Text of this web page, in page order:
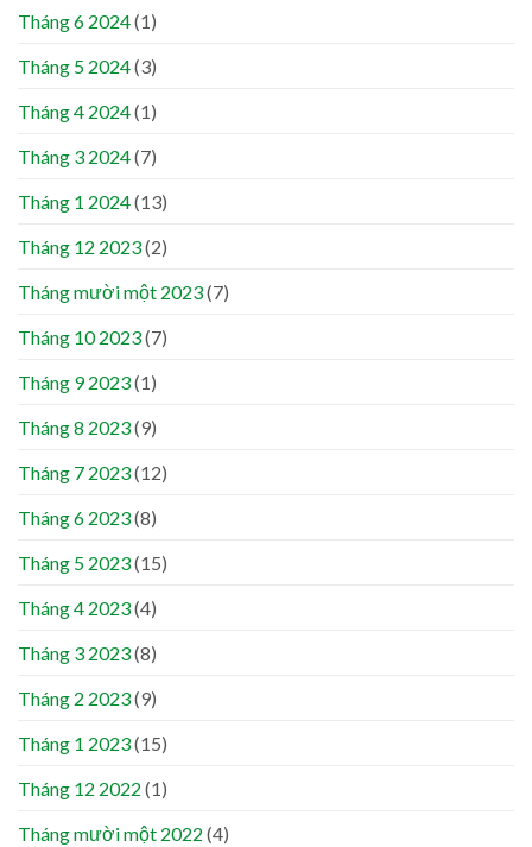
Tháng 6 2024(1)
Tháng 5 2024(3)
Tháng 4 2024(1)
Tháng 3 2024(7)
Tháng 1 2024(13)
Tháng 12 2023(2)
Tháng mười một 2023(7)
Tháng 10 2023(7)
Tháng 9 2023(1)
Tháng 8 2023(9)
Tháng 7 2023(12)
Tháng 6 2023(8)
Tháng 5 2023(15)
Tháng 4 2023(4)
Tháng 3 2023(8)
Tháng 2 2023(9)
Tháng 1 2023(15)
Tháng 12 2022 (1)
Tháng mười một 2022 (4)